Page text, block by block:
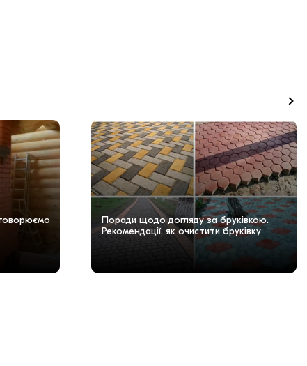
Поради щодо догляду за бруківкою.
Рекомендації, як очистити бруківку